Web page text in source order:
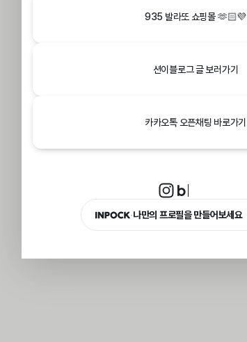
935 발라또 쇼핑몰 🫶🏻💜
션이블로그 글 보러가기
카카오톡 오픈채팅 바로가기
·나만의 프로필을 만들어보세요